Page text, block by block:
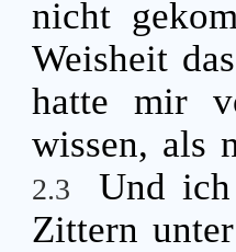
nicht
Weisheit
hatte mir
wissen, als
2.3
Und
Zittern